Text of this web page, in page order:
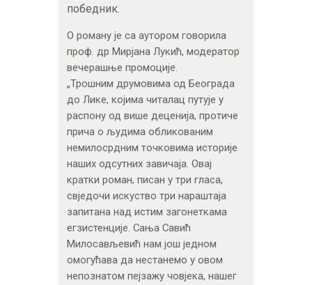
победник.
О роману је са аутором говорила
проф. др Мирјана Лукић, модератор
вечерашње промоције.
„Трошним друмовима од Београда
до Лике, којима читалац путује у
распону од више деценија, протиче
прича о људима обликованим
немилосрдним точковима историје
наших одсутних завичаја. Овај
кратки роман, писан у три гласа,
свједочи искуство три нараштаја
запитана над истим загонеткама
егзистенције. Сања Савић
Милосављевић нам још једном
омогућава да нестанемо у овом
непознатом пејзажу човјека, нашег